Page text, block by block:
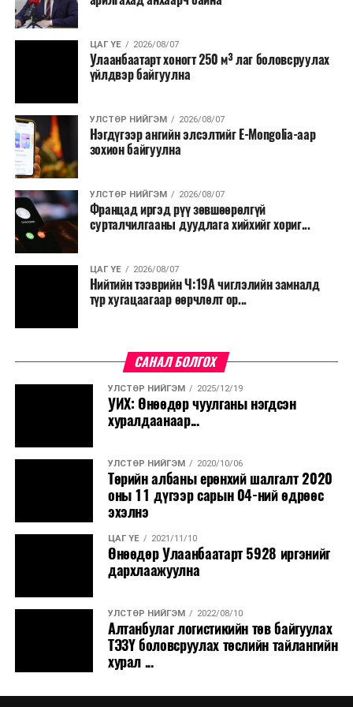
Хангай, Хөвсгөлийн уулархаг нутаг, Завхан, Заг,
Байдраг голын эх, Хүрэнбэлчир орчим, Идэр, Тэс,
Туул, Тэрэлж, Хэрлэн голын хөндийгөөр 2-7 хэм, Их
нууруудын хотгор, говийн бүс нутгийн өмнөд хэсгээр
Алтай, Хангай, Хөвсгөл, Хэнтийн уулархаг нутаг, Эг,
Үүр, Туул, Тэрэлж, Хэрлэн голын хөндийгөөр 16-21
хэм, Алтайн өвөр говиор 31-36 хэм, Их нууруудын
хотгор, говийн бүс нутгийн өмнөд хэсгээр 26-31 хэм,
бусад нутгаар 21-26 хэм дулаан байна.
ЦАГ ҮЕ 2026/08/07
Улаанбаатарт хоногт 250 м³ лаг боловсруулах
үйлдвэр байгуулна
УЛСТӨР НИЙГЭМ 2026/08/07
Нэгдүгээр ангийн элсэлтийг E-Mongolia-аар
зохион байгуулна
УЛСТӨР НИЙГЭМ 2026/08/07
Францад иргэд рүү зөвшөөрөлгүй
сурталчилгааны дуудлага хийхийг хориг...
ЦАГ ҮЕ 2026/08/07
Нийтийн тээврийн Ч:19А чиглэлийн замналд
түр хугацаагаар өөрчлөлт ор...
САНАЛ БОЛГОХ
УЛСТӨР НИЙГЭМ 2025/12/19
УИХ: Өнөөдөр чуулганы нэгдсэн
хуралдаанаар...
УЛСТӨР НИЙГЭМ 2020/10/06
Төрийн албаны ерөнхий шалгалт 2020
оны 11 дүгээр сарын 04-ний өдрөөс
эхэлнэ
ЦАГ ҮЕ 2021/11/10
Өнөөдөр Улаанбаатарт 5928 иргэнийг
дархлаажуулна
УЛСТӨР НИЙГЭМ 2022/08/10
Алтанбулаг логистикийн төв байгуулах
ТЭЗҮ боловсруулах төслийн тайлангийн
хурал ...